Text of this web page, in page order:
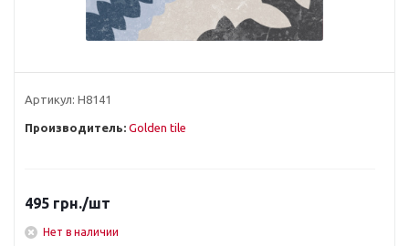
Артикул: Н8141
Производитель: Golden tile
495 грн./шт
Нет в наличии